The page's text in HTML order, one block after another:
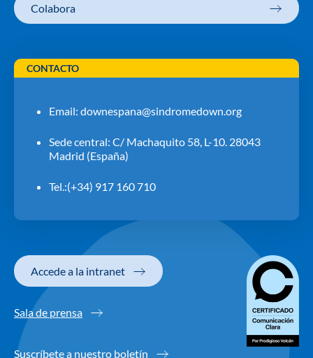
Colabora
CONTACTO
Email: downespana@sindromedown.org
Sede central: C/ Machaquito 58, L-10. 28043
Madrid (España)
Tel.:(+34) 917 160 710
Accede a la intranet
Sala de prensa
Suscríbete a nuestro boletín